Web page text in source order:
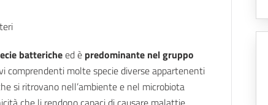
battericheed è predominante nel gruppo
comprendenti molte specie diverse appartenenti
si ritrovano nell’ambiente e nel microbiota